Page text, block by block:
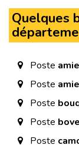
Quelques
Poste
Poste
Poste
Poste
Poste